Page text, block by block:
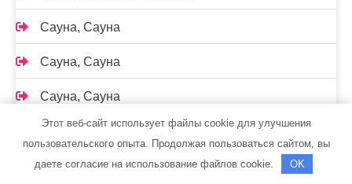
Сауна, Сауна
Сауна, Сауна
Сауна, Сауна
Саунов, сауна
Сауны Питера, На Дальневосточном
Этот веб-сайт использует файлы cookie для улучшения
пользовательского опыта. Продолжая пользоваться сайтом, вы
даете согласие на использование файлов cookie.
OK